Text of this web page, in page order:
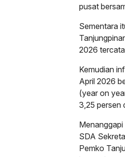
pusat
Sementara
2026
Kemudian
April 2026
(year on
3,25 persen
SDA
Pemko